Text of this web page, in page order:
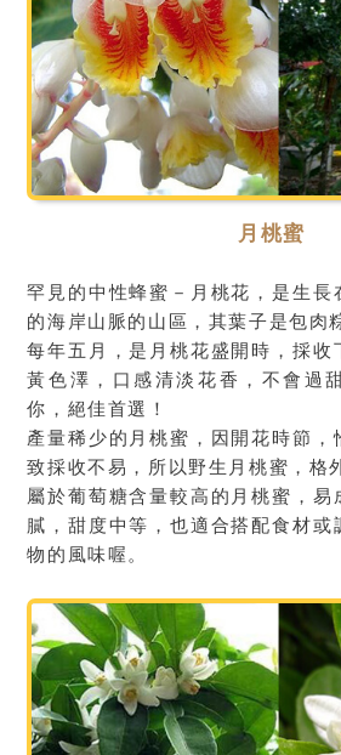
月桃蜜
罕見的中性蜂蜜－月桃花，是生長
的海岸山脈的山區，其葉子是包肉
每年五月，是月桃花盛開時，採收
黃色澤，口感清淡花香，不會過
你，絕佳首選！
產量稀少的月桃蜜，因開花時節，
致採收不易，所以野生月桃蜜，格
屬於葡萄糖含量較高的月桃蜜，易
膩，甜度中等，也適合搭配食材或
物的風味喔。